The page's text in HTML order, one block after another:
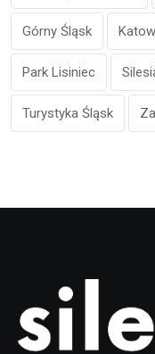
Górny Śląsk
Park Lisiniec
Turystyka Śląsk